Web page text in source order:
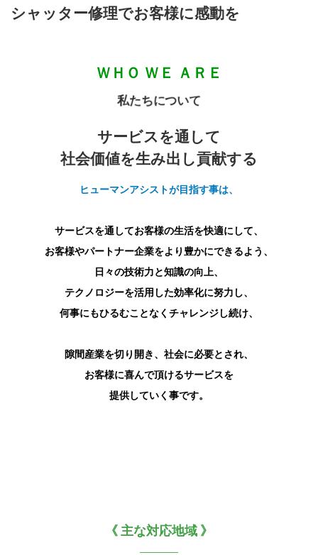
シャッター修理でお客様に感動を
ＷＨＯ ＷＥ ＡＲＥ
私たちについて
サービスを通して
社会価値を生み出し貢献する
ヒューマンアシストが目指す事は、
サービスを通してお客様の生活を快適にして、
お客様やパートナー企業をより豊かにできるよう、
日々の技術力と知識の向上、
テクノロジーを活用した効率化に努力し、
何事にもひるむことなくチャレンジし続け、
隙間産業を切り開き、社会に必要とされ、
お客様に喜んで頂けるサービスを
提供していく事です。
《 主な対応地域 》